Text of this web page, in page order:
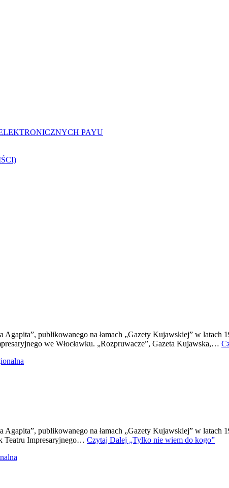
PAYU
publikowanego na łamach „Gazety Kujawskiej” w latach
we Włocławku. „Rozpruwacze”, Gazeta Kujawska,…
publikowanego na łamach „Gazety Kujawskiej” w latach
Teatru Impresaryjnego… Czytaj Dalej „Tylko nie wiem do kogo”